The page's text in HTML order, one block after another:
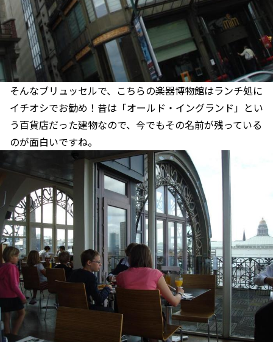
そんなブリュッセルで、こちらの楽器博物館はランチ処に
イチオシでお勧め！昔は「オールド・イングランド」とい
う百貨店だった建物なので、今でもその名前が残っている
のが面白いですね。